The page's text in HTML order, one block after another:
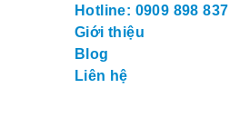
Hotline: 0909 898 837
Giới thiệu
Blog
Liên hệ